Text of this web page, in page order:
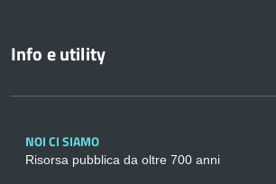
Info e utility
NOI CI SIAMO
Risorsa pubblica da oltre 700 anni